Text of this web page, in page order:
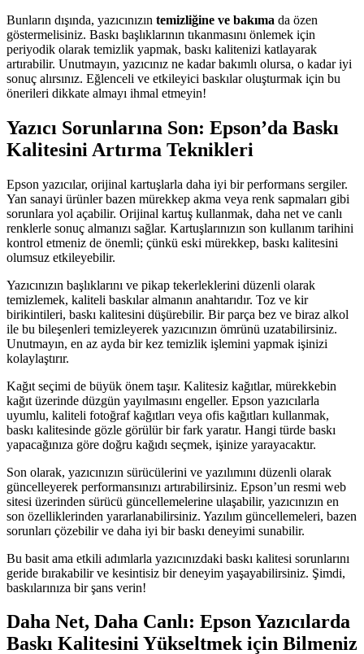
Bunların dışında, yazıcınızın temizliğine ve bakıma da özen
göstermelisiniz. Baskı başlıklarının tıkanmasını önlemek için
periyodik olarak temizlik yapmak, baskı kalitenizi katlayarak
artırabilir. Unutmayın, yazıcınız ne kadar bakımlı olursa, o kadar iyi
sonuç alırsınız. Eğlenceli ve etkileyici baskılar oluşturmak için bu
önerileri dikkate almayı ihmal etmeyin!
Yazıcı Sorunlarına Son: Epson’da Baskı
Kalitesini Artırma Teknikleri
Epson yazıcılar, orijinal kartuşlarla daha iyi bir performans sergiler.
Yan sanayi ürünler bazen mürekkep akma veya renk sapmaları gibi
sorunlara yol açabilir. Orijinal kartuş kullanmak, daha net ve canlı
renklerle sonuç almanızı sağlar. Kartuşlarınızın son kullanım tarihini
kontrol etmeniz de önemli; çünkü eski mürekkep, baskı kalitesini
olumsuz etkileyebilir.
Yazıcınızın başlıklarını ve pikap tekerleklerini düzenli olarak
temizlemek, kaliteli baskılar almanın anahtarıdır. Toz ve kir
birikintileri, baskı kalitesini düşürebilir. Bir parça bez ve biraz alkol
ile bu bileşenleri temizleyerek yazıcınızın ömrünü uzatabilirsiniz.
Unutmayın, en az ayda bir kez temizlik işlemini yapmak işinizi
kolaylaştırır.
Kağıt seçimi de büyük önem taşır. Kalitesiz kağıtlar, mürekkebin
kağıt üzerinde düzgün yayılmasını engeller. Epson yazıcılarla
uyumlu, kaliteli fotoğraf kağıtları veya ofis kağıtları kullanmak,
baskı kalitesinde gözle görülür bir fark yaratır. Hangi türde baskı
yapacağınıza göre doğru kağıdı seçmek, işinize yarayacaktır.
Son olarak, yazıcınızın sürücülerini ve yazılımını düzenli olarak
güncelleyerek performansınızı artırabilirsiniz. Epson’un resmi web
sitesi üzerinden sürücü güncellemelerine ulaşabilir, yazıcınızın en
son özelliklerinden yararlanabilirsiniz. Yazılım güncellemeleri, bazen
sorunları çözebilir ve daha iyi bir baskı deneyimi sunabilir.
Bu basit ama etkili adımlarla yazıcınızdaki baskı kalitesi sorunlarını
geride bırakabilir ve kesintisiz bir deneyim yaşayabilirsiniz. Şimdi,
baskılarınıza bir şans verin!
Daha Net, Daha Canlı: Epson Yazıcılarda
Baskı Kalitesini Yükseltmek için Bilmeniz